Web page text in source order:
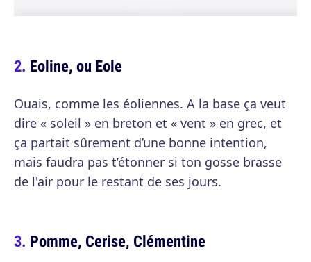
Eoline, ou Eole
Ouais, comme les éoliennes. A la base ça veut
dire « soleil » en breton et « vent » en grec, et
ça partait sûrement d’une bonne intention,
mais faudra pas t’étonner si ton gosse brasse
de l'air pour le restant de ses jours.
Pomme, Cerise, Clémentine